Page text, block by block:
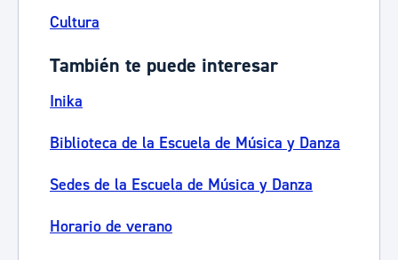
Cultura
También te puede interesar
Inika
Biblioteca de la Escuela de Música y Danza
Sedes de la Escuela de Música y Danza
Horario de verano